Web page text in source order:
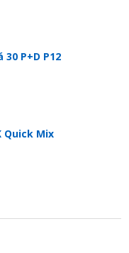
P+D P12
Quick Mix